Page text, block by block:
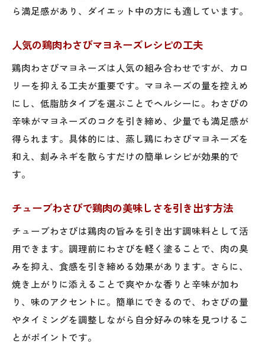
ら満足感があり、ダイエット中の方にも適しています。
人気の鶏肉わさびマヨネーズレシピの工夫
鶏肉わさびマヨネーズは人気の組み合わせですが、カロ
リーを抑える工夫が重要です。マヨネーズの量を控えめ
にし、低脂肪タイプを選ぶことでヘルシーに。わさびの
辛味がマヨネーズのコクを引き締め、少量でも満足感が
得られます。具体的には、蒸し鶏にわさびマヨネーズを
和え、刻みネギを散らすだけの簡単レシピが効果的で
す。
チューブわさびで鶏肉の美味しさを引き出す方法
チューブわさびは鶏肉の旨みを引き出す調味料として活
用できます。調理前にわさびを軽く塗ることで、肉の臭
みを抑え、食感を引き締める効果があります。さらに、
焼き上がりに添えることで爽やかな香りと辛味が加わ
り、味のアクセントに。簡単にできるので、わさびの量
やタイミングを調整しながら自分好みの味を見つけるこ
とがポイントです。